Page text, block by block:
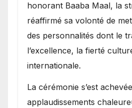
honorant Baaba Maal, la
réaffirmé sa volonté de
des personnalités dont le
l’excellence, la fierté
internationale.
​La cérémonie s’est
applaudissements